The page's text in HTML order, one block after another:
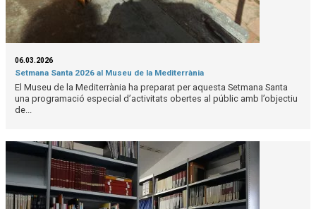
06.03.2026
Setmana Santa 2026 al Museu de la Mediterrània
El Museu de la Mediterrània ha preparat per aquesta Setmana Santa
una programació especial d’activitats obertes al públic amb l’objectiu
de...